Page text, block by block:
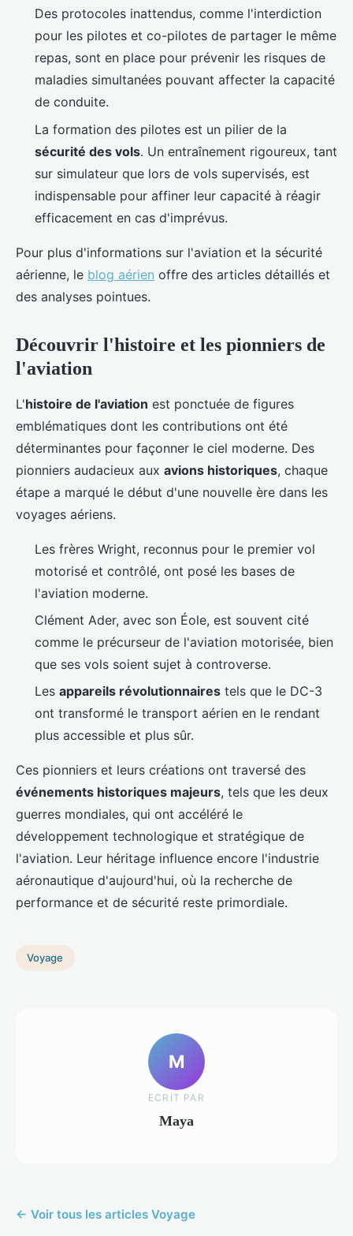
Des protocoles inattendus, comme l'interdiction
pour les pilotes et co-pilotes de partager le même
repas, sont en place pour prévenir les risques de
maladies simultanées pouvant affecter la capacité
de conduite.
La formation des pilotes est un pilier de la
sécurité des vols. Un entraînement rigoureux, tant
sur simulateur que lors de vols supervisés, est
indispensable pour affiner leur capacité à réagir
efficacement en cas d'imprévus.
Pour plus d'informations sur l'aviation et la sécurité
aérienne, le blog aérien offre des articles détaillés et
des analyses pointues.
Découvrir l'histoire et les pionniers de
l'aviation
L'histoire de l'aviation est ponctuée de figures
emblématiques dont les contributions ont été
déterminantes pour façonner le ciel moderne. Des
pionniers audacieux aux avions historiques, chaque
étape a marqué le début d'une nouvelle ère dans les
voyages aériens.
Les frères Wright, reconnus pour le premier vol
motorisé et contrôlé, ont posé les bases de
l'aviation moderne.
Clément Ader, avec son Éole, est souvent cité
comme le précurseur de l'aviation motorisée, bien
que ses vols soient sujet à controverse.
Les appareils révolutionnaires tels que le DC-3
ont transformé le transport aérien en le rendant
plus accessible et plus sûr.
Ces pionniers et leurs créations ont traversé des
événements historiques majeurs, tels que les deux
guerres mondiales, qui ont accéléré le
développement technologique et stratégique de
l'aviation. Leur héritage influence encore l'industrie
aéronautique d'aujourd'hui, où la recherche de
performance et de sécurité reste primordiale.
Voyage
M
ECRIT PAR
Maya
← Voir tous les articles Voyage